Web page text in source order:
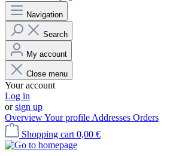
Navigation
Search
My account
Close menu
Your account
Log in
orsign up
OverviewYour profile Addresses Orders
Shopping cart 0,00 €